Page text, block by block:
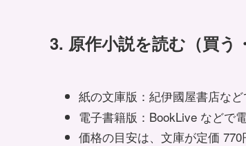
3. 原作小説を読む（買う
紙の文庫版：紀伊國屋書店など
電子書籍版：BookLive などで
価格の目安は、文庫が定価